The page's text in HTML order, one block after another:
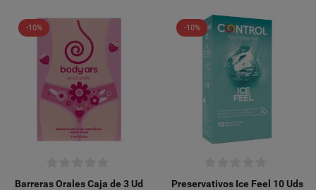
-10%
Barreras Orales Caja de 3 Ud
-10%
Preservativos Ice Feel 10 Uds